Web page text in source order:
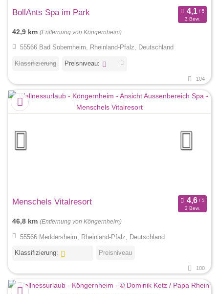
BollAnts Spa im Park
3 Bew.
42,9 km (Entfernung von Köngernheim)
55566 Bad Sobernheim, Rheinland-Pfalz, Deutschland
Klassifizierung Preisniveau:
104
Menschels Vitalresort
3 Bew.
46,8 km (Entfernung von Köngernheim)
55566 Meddersheim, Rheinland-Pfalz, Deutschland
Klassifizierung: Preisniveau
100